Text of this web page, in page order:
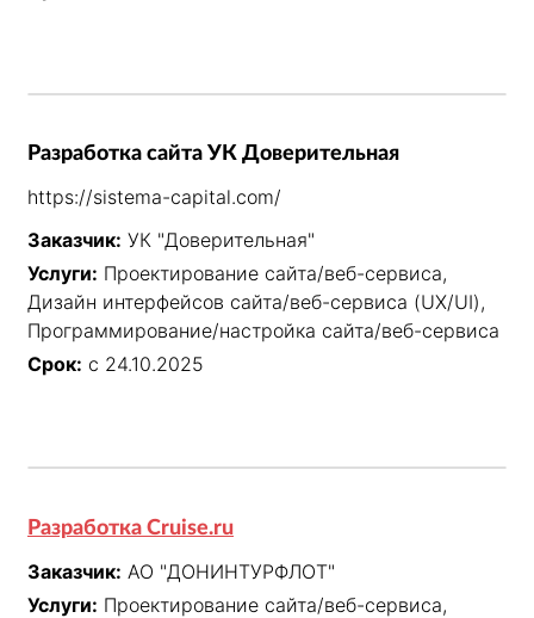
Разработка сайта УК Доверительная
https://sistema-capital.com/
Заказчик: УК "Доверительная"
Услуги: Проектирование сайта/веб-сервиса,
Дизайн интерфейсов сайта/веб-сервиса (UX/UI),
Программирование/настройка сайта/веб-сервиса
Срок: с 24.10.2025
Разработка Cruise.ru
Заказчик: АО "ДОНИНТУРФЛОТ"
Услуги: Проектирование сайта/веб-сервиса,